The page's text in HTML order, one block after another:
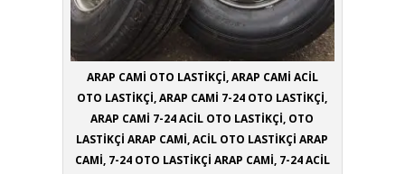
ARAP CAMİ OTO LASTİKÇİ, ARAP CAMİ ACİL
OTO LASTİKÇİ, ARAP CAMİ 7-24 OTO LASTİKÇİ,
ARAP CAMİ 7-24 ACİL OTO LASTİKÇİ, OTO
LASTİKÇİ ARAP CAMİ, ACİL OTO LASTİKÇİ ARAP
CAMİ, 7-24 OTO LASTİKÇİ ARAP CAMİ, 7-24 ACİL